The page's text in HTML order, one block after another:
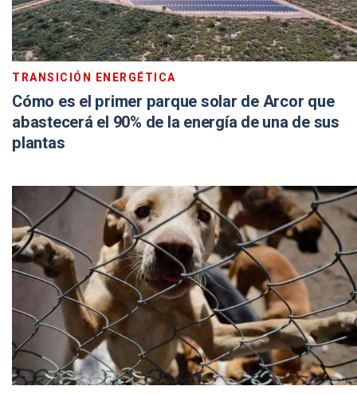
TRANSICIÓN ENERGÉTICA
Cómo es el primer parque solar de Arcor que
abastecerá el 90% de la energía de una de sus
plantas